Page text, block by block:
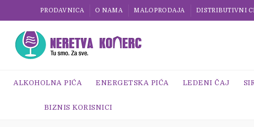
PRODAVNICA O NAMA MALOPRODAJA DISTRIBUTIVNI
ALKOHOLNA PIĆA ENERGETSKA PIĆA LEDENI ČAJ
BIZNIS KORISNICI